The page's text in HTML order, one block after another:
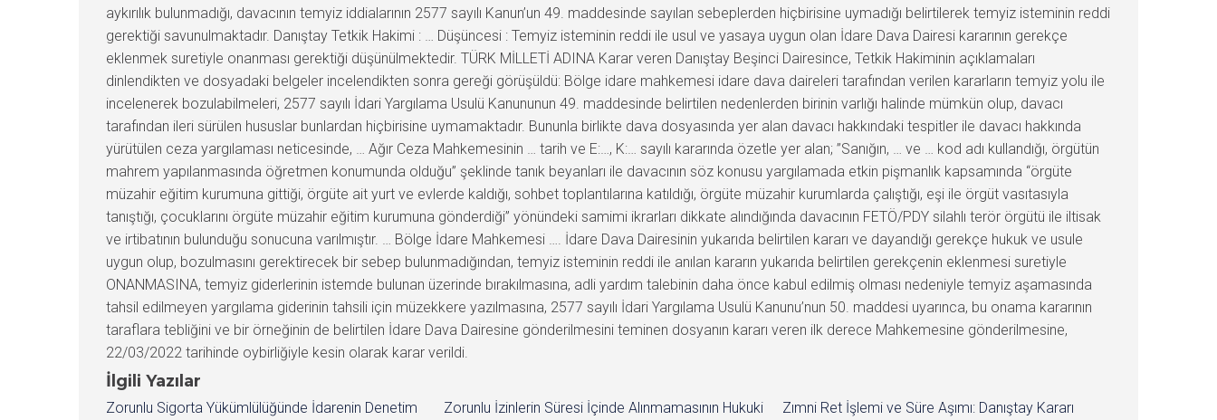
aykırılık bulunmadığı, davacının temyiz iddialarının 2577 sayılı Kanun’un 49. maddesinde sayılan sebeplerden hiçbirisine uymadığı belirtilerek temyiz isteminin reddi
gerektiği savunulmaktadır. Danıştay Tetkik Hakimi : … Düşüncesi : Temyiz isteminin reddi ile usul ve yasaya uygun olan İdare Dava Dairesi kararının gerekçe
eklenmek suretiyle onanması gerektiği düşünülmektedir. TÜRK MİLLETİ ADINA Karar veren Danıştay Beşinci Dairesince, Tetkik Hakiminin açıklamaları
dinlendikten ve dosyadaki belgeler incelendikten sonra gereği görüşüldü: Bölge idare mahkemesi idare dava daireleri tarafından verilen kararların temyiz yolu ile
incelenerek bozulabilmeleri, 2577 sayılı İdari Yargılama Usulü Kanununun 49. maddesinde belirtilen nedenlerden birinin varlığı halinde mümkün olup, davacı
tarafından ileri sürülen hususlar bunlardan hiçbirisine uymamaktadır. Bununla birlikte dava dosyasında yer alan davacı hakkındaki tespitler ile davacı hakkında
yürütülen ceza yargılaması neticesinde, … Ağır Ceza Mahkemesinin … tarih ve E:…, K:… sayılı kararında özetle yer alan; ”Sanığın, … ve … kod adı kullandığı, örgütün
mahrem yapılanmasında öğretmen konumunda olduğu” şeklinde tanık beyanları ile davacının söz konusu yargılamada etkin pişmanlık kapsamında “örgüte
müzahir eğitim kurumuna gittiği, örgüte ait yurt ve evlerde kaldığı, sohbet toplantılarına katıldığı, örgüte müzahir kurumlarda çalıştığı, eşi ile örgüt vasıtasıyla
tanıştığı, çocuklarını örgüte müzahir eğitim kurumuna gönderdiği” yönündeki samimi ikrarları dikkate alındığında davacının FETÖ/PDY silahlı terör örgütü ile iltisak
ve irtibatının bulunduğu sonucuna varılmıştır. … Bölge İdare Mahkemesi …. İdare Dava Dairesinin yukarıda belirtilen kararı ve dayandığı gerekçe hukuk ve usule
uygun olup, bozulmasını gerektirecek bir sebep bulunmadığından, temyiz isteminin reddi ile anılan kararın yukarıda belirtilen gerekçenin eklenmesi suretiyle
ONANMASINA, temyiz giderlerinin istemde bulunan üzerinde bırakılmasına, adli yardım talebinin daha önce kabul edilmiş olması nedeniyle temyiz aşamasında
tahsil edilmeyen yargılama giderinin tahsili için müzekkere yazılmasına, 2577 sayılı İdari Yargılama Usulü Kanunu’nun 50. maddesi uyarınca, bu onama kararının
taraflara tebliğini ve bir örneğinin de belirtilen İdare Dava Dairesine gönderilmesini teminen dosyanın kararı veren ilk derece Mahkemesine gönderilmesine,
22/03/2022 tarihinde oybirliğiyle kesin olarak karar verildi.
İlgili Yazılar
Zorunlu Sigorta Yükümlülüğünde İdarenin Denetim
Zorunlu İzinlerin Süresi İçinde Alınmamasının Hukuki
Zımni Ret İşlemi ve Süre Aşımı: Danıştay Kararı